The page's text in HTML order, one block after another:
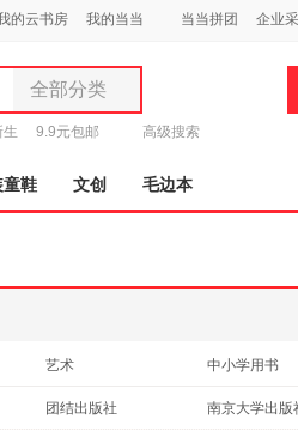
的云书房 我的当当 当当拼团 企业
全部分类
全部分类
图书
电子书
玩具
童装童鞋
生 9.9元包邮 高级搜索
童鞋 文创 毛边本
艺术
中小学用书
动漫/幽默
投资理财
团结出版社
南京大学出版